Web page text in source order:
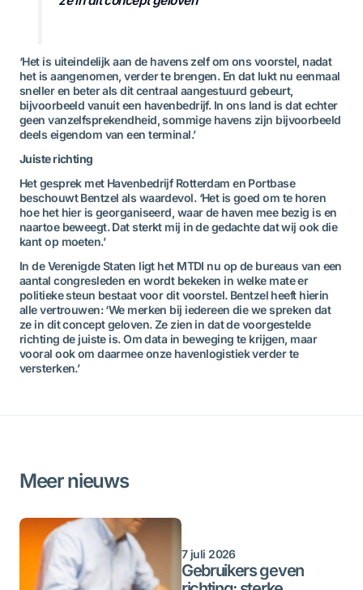
‘Het is uiteindelijk aan de havens zelf om ons voorstel, nadat
het is aangenomen, verder te brengen. En dat lukt nu eenmaal
sneller en beter als dit centraal aangestuurd gebeurt,
bijvoorbeeld vanuit een havenbedrijf. In ons land is dat echter
geen vanzelfsprekendheid, sommige havens zijn bijvoorbeeld
deels eigendom van een terminal.’
Juiste richting
Het gesprek met Havenbedrijf Rotterdam en Portbase
beschouwt Bentzel als waardevol. ‘Het is goed om te horen
hoe het hier is georganiseerd, waar de haven mee bezig is en
naartoe beweegt. Dat sterkt mij in de gedachte dat wij ook die
kant op moeten.’
In de Verenigde Staten ligt het MTDI nu op de bureaus van een
aantal congresleden en wordt bekeken in welke mate er
politieke steun bestaat voor dit voorstel. Bentzel heeft hierin
alle vertrouwen: ‘We merken bij iedereen die we spreken dat
ze in dit concept geloven. Ze zien in dat de voorgestelde
richting de juiste is. Om data in beweging te krijgen, maar
vooral ook om daarmee onze havenlogistiek verder te
versterken.’
Meer nieuws
7 juli 2026
Gebruikers geven